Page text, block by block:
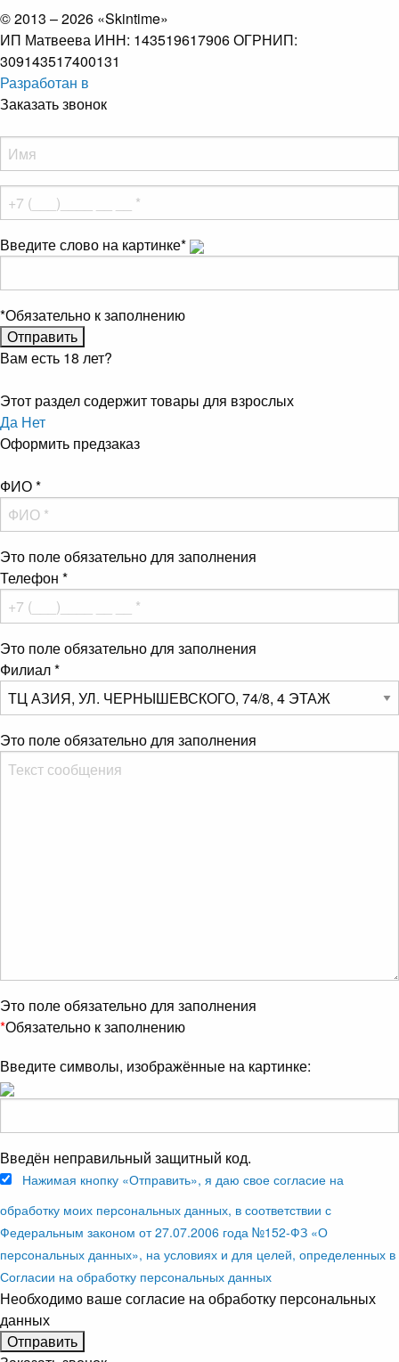
© 2013 – 2026 «Skintime»
ИП Матвеева ИНН: 143519617906 ОГРНИП:
309143517400131
Разработан в
Заказать звонок
Введите слово на картинке*
*Обязательно к заполнению
Вам есть 18 лет?
Этот раздел содержит товары для взрослых
Да Нет
Оформить предзаказ
ФИО*
Это поле обязательно для заполнения
Телефон *
Это поле обязательно для заполнения
Филиал*
Это поле обязательно для заполнения
Это поле обязательно для заполнения
*Обязательно к заполнению
Введите символы, изображённые на картинке:
Введён неправильный защитный код.
Нажимая кнопку «Отправить», я даю свое согласие на
обработку моих персональных данных, в соответствии с
Федеральным законом от 27.07.2006 года №152-ФЗ «О
персональных данных», на условиях и для целей, определенных в
Согласии на обработку персональных данных
Необходимо ваше согласие на обработку персональных
данных